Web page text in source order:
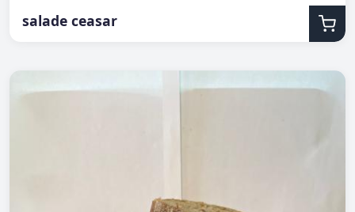
salade ceasar